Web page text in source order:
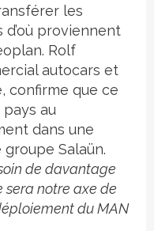
les
d’où proviennent
Rolf
autocars et
confirme que ce
au
dans une
Salaün.
de davantage
sera notre axe de
du MAN